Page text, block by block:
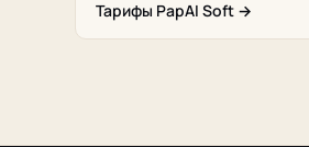
Тарифы PapAI Soft →